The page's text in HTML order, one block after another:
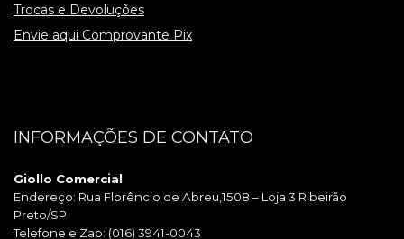
Trocas e Devoluções
Envie aqui Comprovante Pix
INFORMAÇÕES DE CONTATO
Giollo Comercial
Endereço: Rua Florêncio de Abreu,1508 – Loja 3 Ribeirão
Preto/SP
Telefone e Zap: (016) 3941-0043